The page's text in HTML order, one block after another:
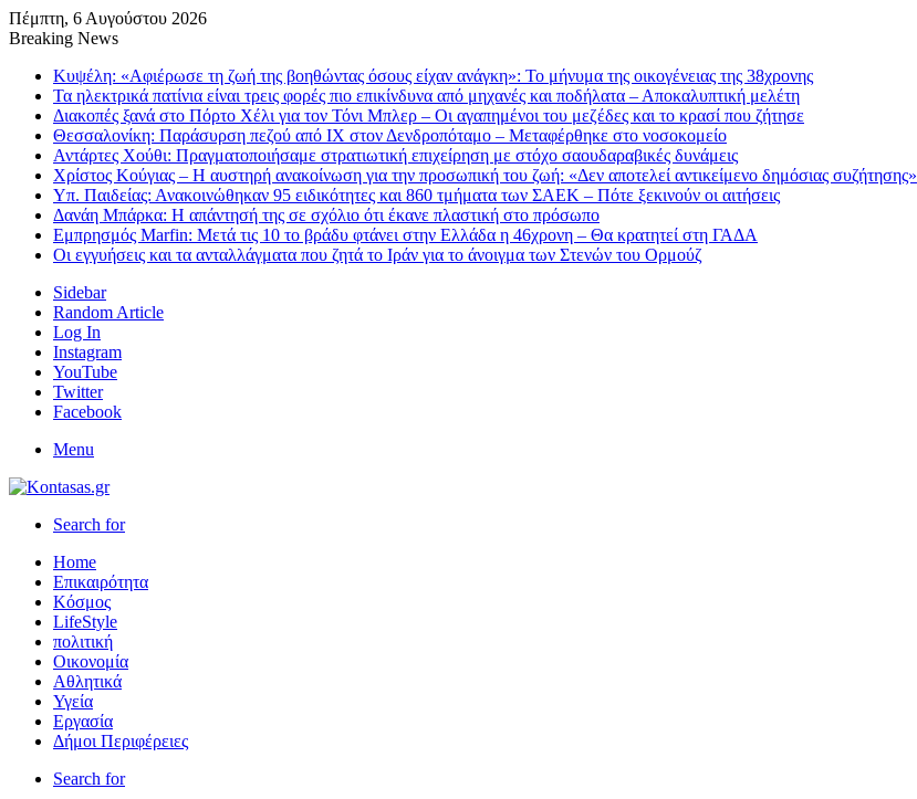
Πέμπτη, 6 Αυγούστου 2026
Breaking News
Κυψέλη: «Αφιέρωσε τη ζωή της βοηθώντας όσους είχαν ανάγκη»: Το μήνυμα της οικογένειας της 38χρονης
Τα ηλεκτρικά πατίνια είναι τρεις φορές πιο επικίνδυνα από μηχανές και ποδήλατα – Αποκαλυπτική μελέτη
Διακοπές ξανά στο Πόρτο Χέλι για τον Τόνι Μπλερ – Οι αγαπημένοι του μεζέδες και το κρασί που ζήτησε
Θεσσαλονίκη: Παράσυρση πεζού από ΙΧ στον Δενδροπόταμο – Μεταφέρθηκε στο νοσοκομείο
Αντάρτες Χούθι: Πραγματοποιήσαμε στρατιωτική επιχείρηση με στόχο σαουδαραβικές δυνάμεις
Χρίστος Κούγιας – Η αυστηρή ανακοίνωση για την προσωπική του ζωή: «Δεν αποτελεί αντικείμενο δημόσιας συζήτησης»
Υπ. Παιδείας: Ανακοινώθηκαν 95 ειδικότητες και 860 τμήματα των ΣΑΕΚ – Πότε ξεκινούν οι αιτήσεις
Δανάη Μπάρκα: Η απάντησή της σε σχόλιο ότι έκανε πλαστική στο πρόσωπο
Εμπρησμός Marfin: Μετά τις 10 το βράδυ φτάνει στην Ελλάδα η 46χρονη – Θα κρατητεί στη ΓΑΔΑ
Οι εγγυήσεις και τα ανταλλάγματα που ζητά το Ιράν για το άνοιγμα των Στενών του Ορμούζ
Sidebar
Random Article
Log In
Instagram
YouTube
Twitter
Facebook
Menu
Search for
Home
Επικαιρότητα
Κόσμος
LifeStyle
πολιτική
Οικονομία
Αθλητικά
Υγεία
Εργασία
Δήμοι Περιφέρειες
Search for